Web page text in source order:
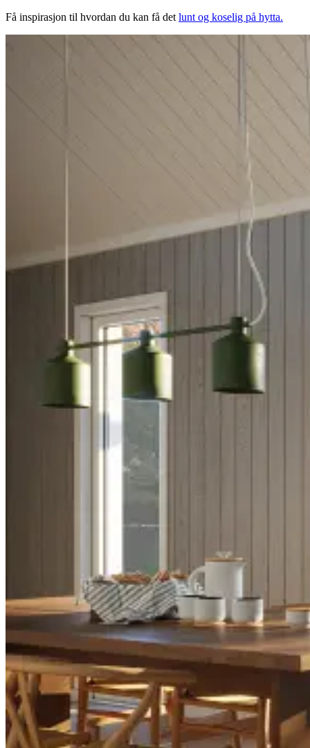
Få inspirasjon til hvordan du kan få det lunt og koselig på hytta.